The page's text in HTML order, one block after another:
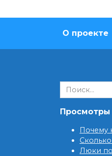
О проекте
Search
for:
Просмотры
Почему
Люки